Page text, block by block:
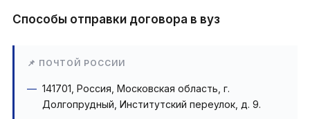
Способы отправки договора в вуз
📌 ПОЧТОЙ РОССИИ
141701, Россия, Московская область, г.
Долгопрудный, Институтский переулок, д. 9.